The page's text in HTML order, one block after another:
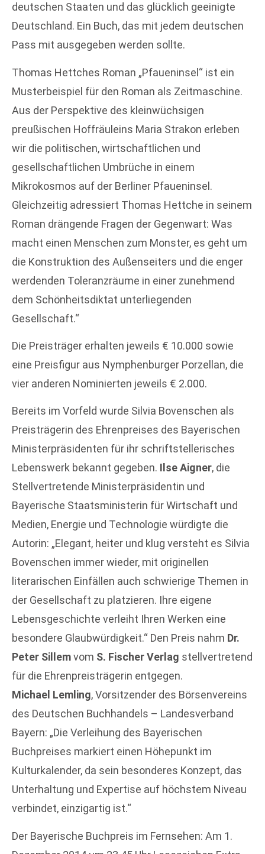
deutschen Staaten und das glücklich geeinigte
Deutschland. Ein Buch, das mit jedem deutschen
Pass mit ausgegeben werden sollte.
Thomas Hettches Roman „Pfaueninsel“ ist ein
Musterbeispiel für den Roman als Zeitmaschine.
Aus der Perspektive des kleinwüchsigen
preußischen Hoffräuleins Maria Strakon erleben
wir die politischen, wirtschaftlichen und
gesellschaftlichen Umbrüche in einem
Mikrokosmos auf der Berliner Pfaueninsel.
Gleichzeitig adressiert Thomas Hettche in seinem
Roman drängende Fragen der Gegenwart: Was
macht einen Menschen zum Monster, es geht um
die Konstruktion des Außenseiters und die enger
werdenden Toleranzräume in einer zunehmend
dem Schönheitsdiktat unterliegenden
Gesellschaft.“
Die Preisträger erhalten jeweils € 10.000 sowie
eine Preisfigur aus Nymphenburger Porzellan, die
vier anderen Nominierten jeweils € 2.000.
Bereits im Vorfeld wurde Silvia Bovenschen als
Preisträgerin des Ehrenpreises des Bayerischen
Ministerpräsidenten für ihr schriftstellerisches
Lebenswerk bekannt gegeben. Ilse Aigner, die
Stellvertretende Ministerpräsidentin und
Bayerische Staatsministerin für Wirtschaft und
Medien, Energie und Technologie würdigte die
Autorin: „Elegant, heiter und klug versteht es Silvia
Bovenschen immer wieder, mit originellen
literarischen Einfällen auch schwierige Themen in
der Gesellschaft zu platzieren. Ihre eigene
Lebensgeschichte verleiht Ihren Werken eine
besondere Glaubwürdigkeit.“ Den Preis nahm Dr.
Peter Sillemvom S. Fischer Verlag stellvertretend
für die Ehrenpreisträgerin entgegen.
Michael Lemling, Vorsitzender des Börsenvereins
des Deutschen Buchhandels – Landesverband
Bayern: „Die Verleihung des Bayerischen
Buchpreises markiert einen Höhepunkt im
Kulturkalender, da sein besonderes Konzept, das
Unterhaltung und Expertise auf höchstem Niveau
verbindet, einzigartig ist.“
Der Bayerische Buchpreis im Fernsehen: Am 1.